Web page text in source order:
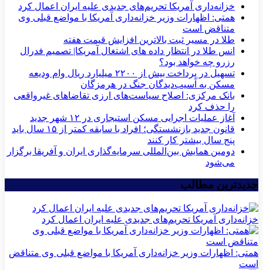
خزانه‌داری آمریکا تحریم‌های جدیدی علیه ایران اعمال کرد
همتی: اظهارات وزیر خزانه‌داری آمریکا با مواضع قبلی وی
متناقض است
طلا در مسیر ثبت بالاترین افزایش قیمت هفته
انس طلا در انتظار داده های اشتغال آمریکا| تصمیم فدرال
رزرو چه خواهد بود؟
تسهیل در پرداخت بیش از ۲۲۰۰ میلیارد ریال وام ودیعه
مسکن به آسیب‌دیدگان جنگ در هرمزگان
بانک مرکزی: اصلاح سیاست‌های ارزی تقاضاهای غیرواقعی
را حذف کرد
آغاز عملیات اجرایی مسکن استیجاری در ۱۲ شهر جدید
قانون جدید بازنشستگی؛ افراد با سابقه کمتر از ۱۵ سال باید
پنج سال بیشتر کار کنند
دومین همایش بین‌المللی سرمایه‌گذاری ایران و آفریقا برگزار
می‌شود
جدیدترین مطالب
خزانه‌داری آمریکا تحریم‌های جدیدی علیه ایران اعمال کرد
همتی: اظهارات وزیر خزانه‌داری آمریکا با مواضع قبلی وی متناقض
است